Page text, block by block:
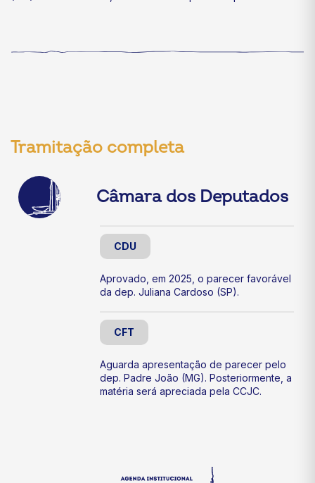
Tramitação completa
Câmara dos Deputados
CDU
Aprovado, em 2025, o parecer favorável
da dep. Juliana Cardoso (SP).
CFT
Aguarda apresentação de parecer pelo
dep. Padre João (MG). Posteriormente, a
matéria será apreciada pela CCJC.